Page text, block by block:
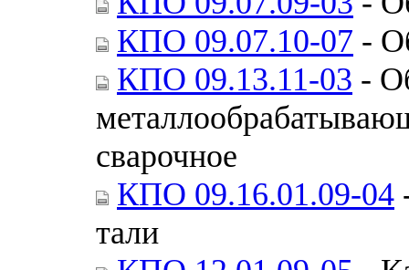
КПО 09.07.10-07 -
КПО 09.13.11-03 -
сварочное
КПО 09.16.01.09-04
тали